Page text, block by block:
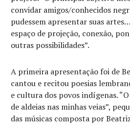
convidar amigos/conhecidos
pudessem apresentar suas
espaço de projeção, conexão,
outras possibilidades”.
A primeira apresentação foi de
cantou e recitou poesias
e cultura dos povos indígenas.
de aldeias nas minhas veias”,
das músicas composta por